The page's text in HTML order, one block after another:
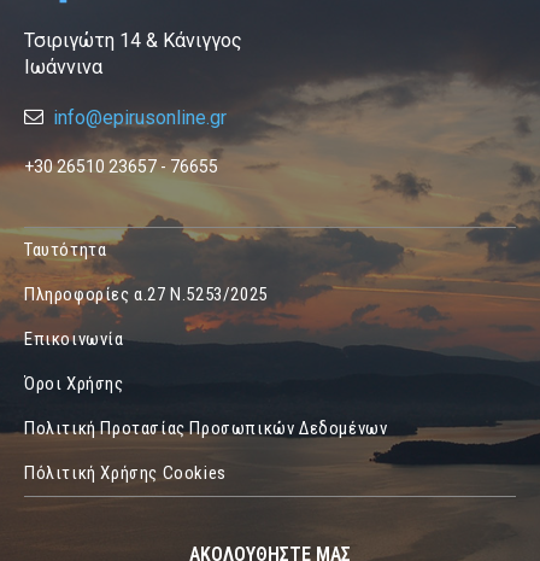
Τσιριγώτη 14 & Κάνιγγος
Ιωάννινα
info@epirusonline.gr
+30 26510 23657 - 76655
Ταυτότητα
Πληροφορίες α.27 Ν.5253/2025
Επικοινωνία
Όροι Χρήσης
Πολιτική Προτασίας Προσωπικών Δεδομένων
Πόλιτική Χρήσης Cookies
ΑΚΟΛΟΥΘΗΣΤΕ ΜΑΣ